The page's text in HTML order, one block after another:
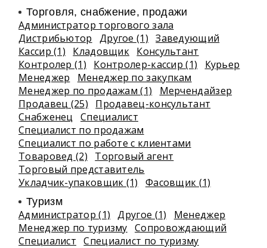
Торговля, снабжение, продажи
Администратор торгового зала
Дистрибьютор
Другое (1)
Заведующий
Кассир (1)
Кладовщик Консультант
Контролер (1)
Контролер-кассир (1)
Курьер
Менеджер
Менеджер по закупкам
Менеджер по продажам (1)
Мерчендайзер
Продавец (25)
Продавец-консультант
Снабженец
Специалист
Специалист по продажам
Специалист по работе с клиентами
Товаровед (2)
Торговый агент
Торговый представитель
Укладчик-упаковщик (1)
Фасовщик (1)
Туризм
Администратор (1) Другое (1)
Менеджер
Менеджер по туризму Сопровождающий
Специалист
Специалист по туризму